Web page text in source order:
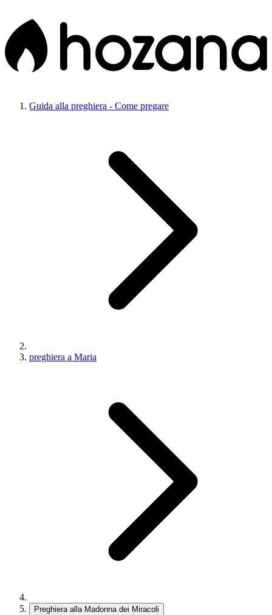
Guida alla preghiera - Come pregare
preghiera a Maria
Preghiera alla Madonna dei Miracoli